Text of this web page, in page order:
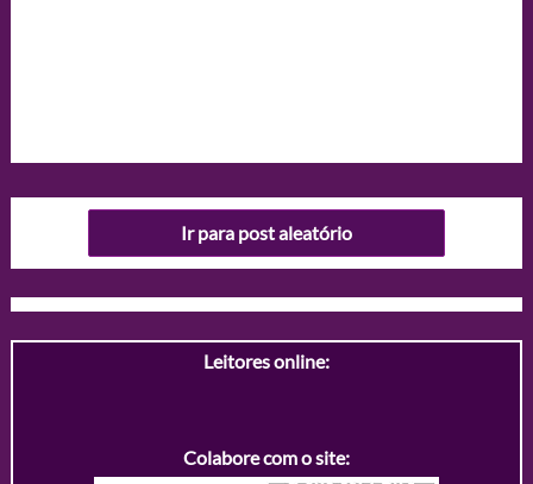
Ir para post aleatório
Leitores online:
Colabore com o site: